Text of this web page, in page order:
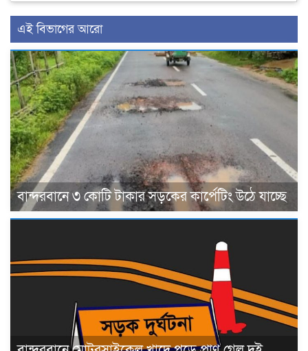
এই বিভাগের আরো
বান্দরবানে ৩ কোটি টাকার সড়কের কার্পেটিং উঠে যাচ্ছে